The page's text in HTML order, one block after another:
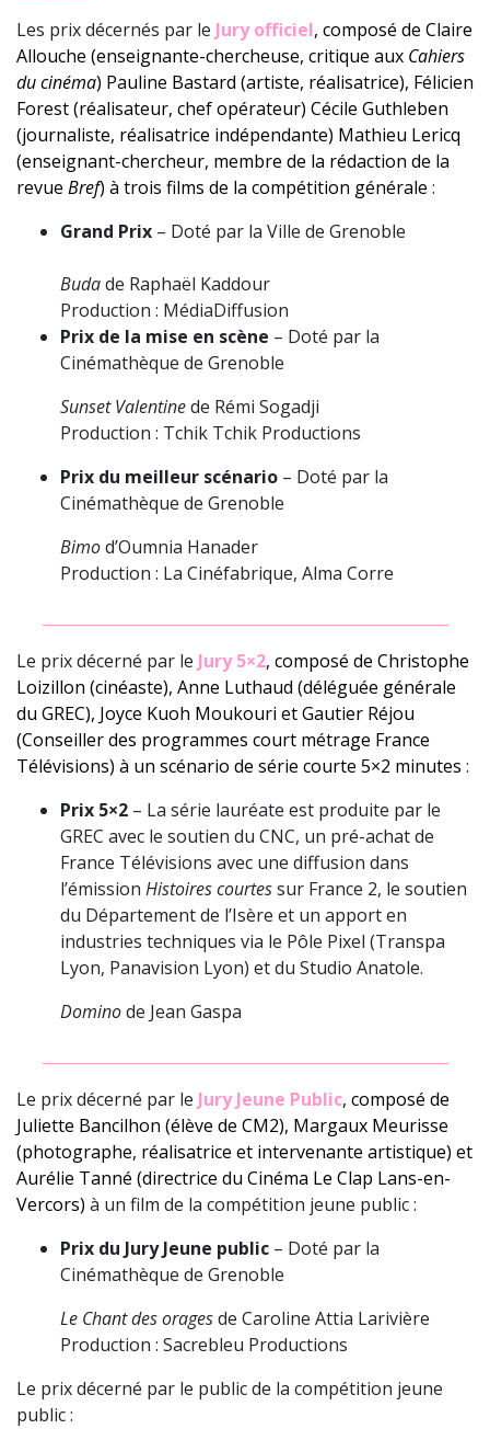
Les prix décernés par le Jury officiel, composé de Claire
Allouche (enseignante-chercheuse, critique aux Cahiers
du cinéma) Pauline Bastard (artiste, réalisatrice), Félicien
Forest (réalisateur, chef opérateur) Cécile Guthleben
(journaliste, réalisatrice indépendante) Mathieu Lericq
(enseignant-chercheur, membre de la rédaction de la
revue Bref) à trois films de la compétition générale :
Grand Prix – Doté par la Ville de Grenoble
Budade Raphaël Kaddour
Production : MédiaDiffusion
Prix de la mise en scène – Doté par la
Cinémathèque de Grenoble
Sunset Valentinede Rémi Sogadji
Production : Tchik Tchik Productions
Prix du meilleur scénario – Doté par la
Cinémathèque de Grenoble
Bimod’Oumnia Hanader
Production : La Cinéfabrique, Alma Corre
Le prix décerné par le Jury 5×2, composé de Christophe
Loizillon (cinéaste), Anne Luthaud (déléguée générale
du GREC), Joyce Kuoh Moukouri et Gautier Réjou
(Conseiller des programmes court métrage France
Télévisions) à un scénario de série courte 5×2 minutes :
Prix 5×2 – La série lauréate est produite par le
GREC avec le soutien du CNC, un pré-achat de
France Télévisions avec une diffusion dans
l’émission Histoires courtessur France 2, le soutien
du Département de l’Isère et un apport en
industries techniques via le Pôle Pixel (Transpa
Lyon, Panavision Lyon) et du Studio Anatole.
Dominode Jean Gaspa
Le prix décerné par le Jury Jeune Public, composé de
Juliette Bancilhon (élève de CM2), Margaux Meurisse
(photographe, réalisatrice et intervenante artistique) et
Aurélie Tanné (directrice du Cinéma Le Clap Lans-en-
Vercors) à un film de la compétition jeune public :
Prix du Jury Jeune public – Doté par la
Cinémathèque de Grenoble
Le Chant des oragesde Caroline Attia Larivière
Production : Sacrebleu Productions
Le prix décerné par le public de la compétition jeune
public :